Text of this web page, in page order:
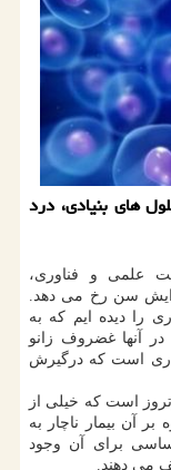
های بنیادی، درد
علمی و فناوری،
سن رخ می دهد.
را دیده ایم که به
در آنها غضروف زانو
است که درگیرش
است که خیلی از
بر آن بیمار ناچار به
برای آن وجود
می دهند.